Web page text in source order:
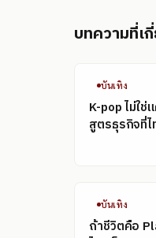
บทความที่เ
บันเทิง
K-pop ไม่ใ
สูตรธุรกิจที่ไ
บันเทิง
ถ้าชีวิตคือ